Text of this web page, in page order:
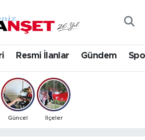
Resmi İlanlar Gündem
Güncel İlçeler
Durumu
Vakitleri
Yoğunluk Haritası